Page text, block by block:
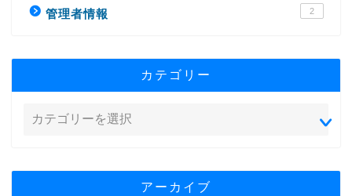
管理者情報 2
カテゴリー
アーカイブ